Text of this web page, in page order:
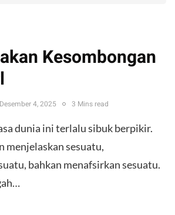
Kesombongan
Desember 4, 2025 3 Mins read
dunia ini terlalu sibuk berpikir.
menjelaskan sesuatu,
bahkan menafsirkan sesuatu.